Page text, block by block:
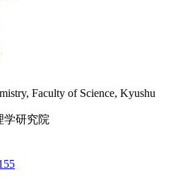
Faculty of Science, Kyushu
学研究院